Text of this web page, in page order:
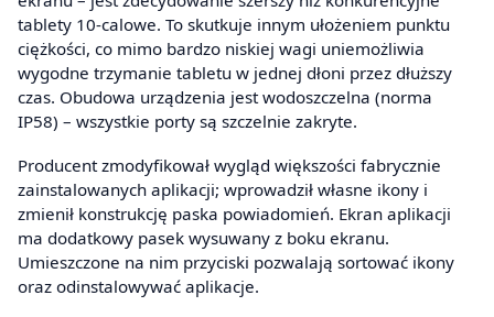
tablety 10-calowe. To skutkuje innym ułożeniem punktu
ciężkości, co mimo bardzo niskiej wagi uniemożliwia
wygodne trzymanie tabletu w jednej dłoni przez dłuższy
czas. Obudowa urządzenia jest wodoszczelna (norma
IP58) – wszystkie porty są szczelnie zakryte.
Producent zmodyfikował wygląd większości fabrycznie
zainstalowanych aplikacji; wprowadził własne ikony i
zmienił konstrukcję paska powiadomień. Ekran aplikacji
ma dodatkowy pasek wysuwany z boku ekranu.
Umieszczone na nim przyciski pozwalają sortować ikony
oraz odinstalowywać aplikacje.